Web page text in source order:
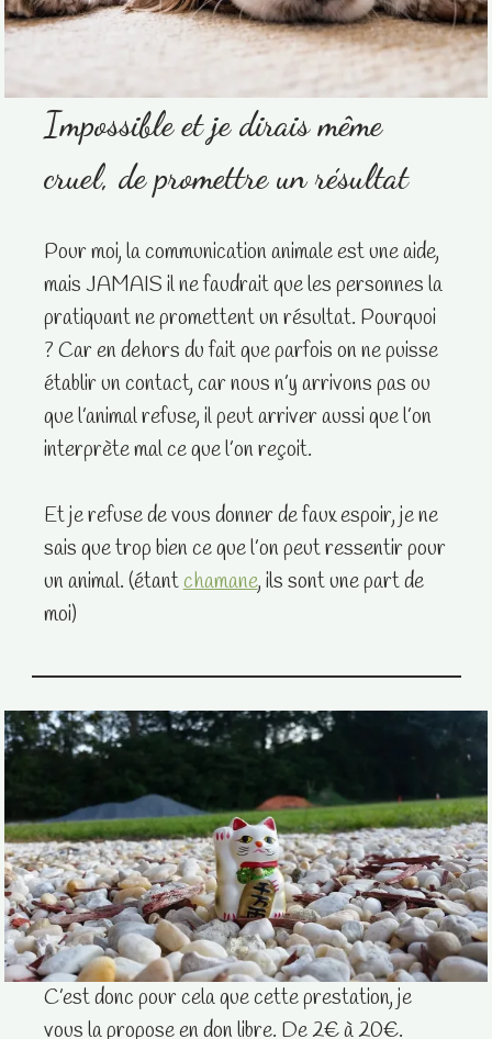
Impossible et je dirais même
cruel, de promettre un résultat
Pour moi, la communication animale est une aide,
mais JAMAIS il ne faudrait que les personnes la
pratiquant ne promettent un résultat. Pourquoi
? Car en dehors du fait que parfois on ne puisse
établir un contact, car nous n’y arrivons pas ou
que l’animal refuse, il peut arriver aussi que l’on
interprète mal ce que l’on reçoit.
Et je refuse de vous donner de faux espoir, je ne
sais que trop bien ce que l’on peut ressentir pour
un animal. (étantchamane, ils sont une part de
moi)
C’est donc pour cela que cette prestation, je
vous la propose en don libre. De 2€ à 20€.